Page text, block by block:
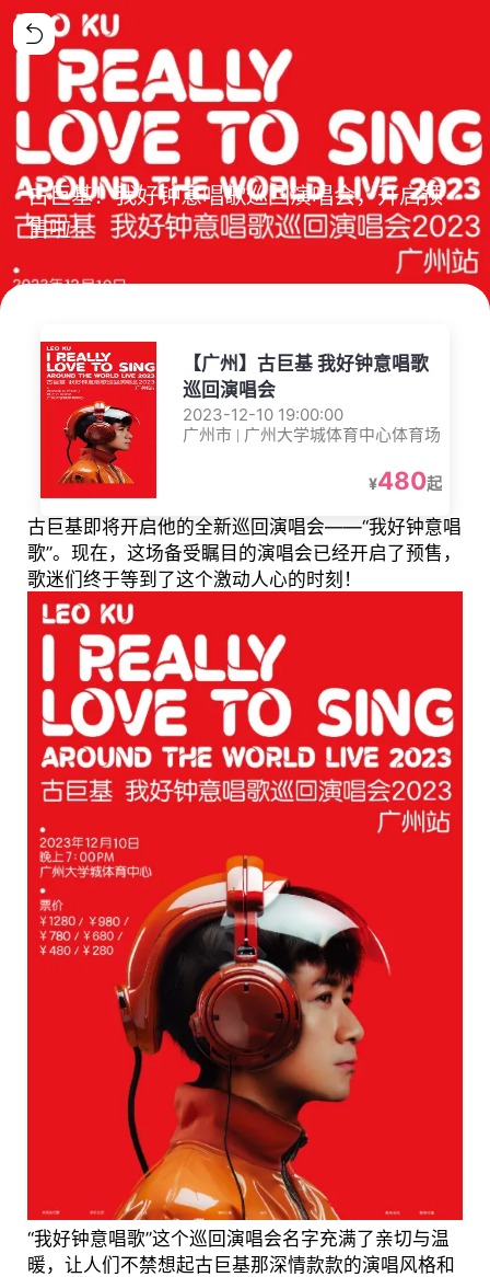
古巨基！我好钟意唱歌巡回演唱会，开启预
售啦！
【广州】古巨基 我好钟意唱歌
巡回演唱会
2023-12-10 19:00:00
广州市 | 广州大学城体育中心体育场
¥480起
古巨基即将开启他的全新巡回演唱会——“我好钟意唱
歌”。现在，这场备受瞩目的演唱会已经开启了预售，
歌迷们终于等到了这个激动人心的时刻！
“我好钟意唱歌”这个巡回演唱会名字充满了亲切与温
暖，让人们不禁想起古巨基那深情款款的演唱风格和